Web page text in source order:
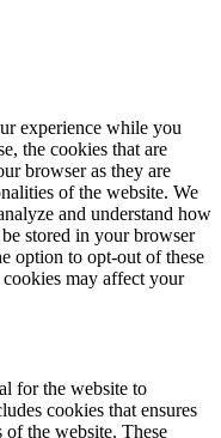
experience while you
the cookies that are
browser as they are
of the website. We
and understand how
stored in your browser
option to opt-out of these
may affect your
for the website to
cookies that ensures
of the website. These